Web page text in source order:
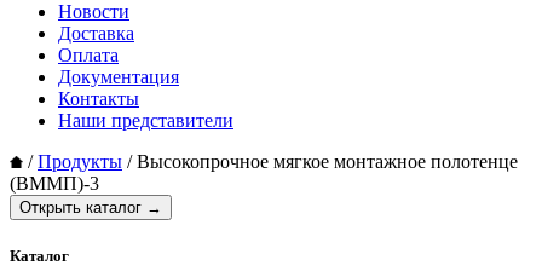
Новости
Доставка
Оплата
Документация
Контакты
Наши представители
/Продукты /Высокопрочное мягкое монтажное полотенце
(ВММП)-3
Открыть каталог →
Каталог